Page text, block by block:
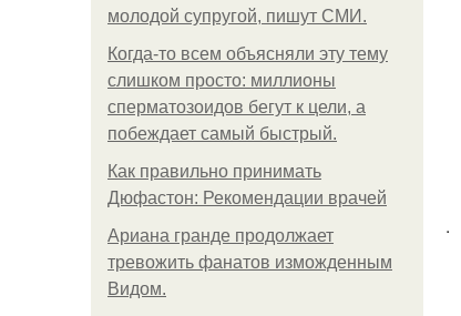
молодой супругой, пишут СМИ.
Когда-то всем объясняли эту тему
слишком просто: миллионы
сперматозоидов бегут к цели, а
побеждает самый быстрый.
Как правильно принимать
Дюфастон: Рекомендации врачей
Ариана гранде продолжает
тревожить фанатов изможденным
Видом.
.